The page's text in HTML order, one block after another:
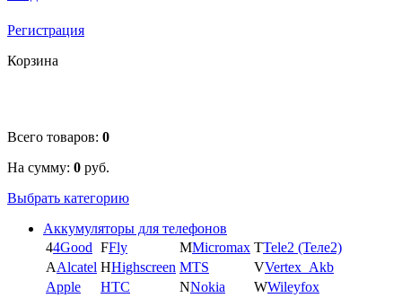
Регистрация
Корзина
Всего товаров: 0
На сумму: 0 руб.
Выбрать категорию
Аккумуляторы для телефонов
44Good FFly MMicromax TTele2 (Теле2)
AAlcatel HHighscreen MTS VVertex_Akb
Apple
HTC NNokia WWileyfox